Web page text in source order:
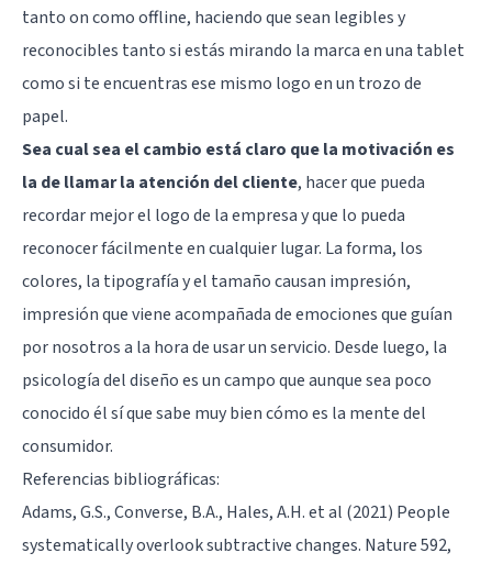
tanto on como offline, haciendo que sean legibles y
reconocibles tanto si estás mirando la marca en una tablet
como si te encuentras ese mismo logo en un trozo de
papel.
Sea cual sea el cambio está claro que la motivación es
la de llamar la atención del cliente, hacer que pueda
recordar mejor el logo de la empresa y que lo pueda
reconocer fácilmente en cualquier lugar. La forma, los
colores, la tipografía y el tamaño causan impresión,
impresión que viene acompañada de emociones que guían
por nosotros a la hora de usar un servicio. Desde luego, la
psicología del diseño es un campo que aunque sea poco
conocido él sí que sabe muy bien cómo es la mente del
consumidor.
Referencias bibliográficas:
Adams, G.S., Converse, B.A., Hales, A.H. et al (2021) People
systematically overlook subtractive changes. Nature 592,